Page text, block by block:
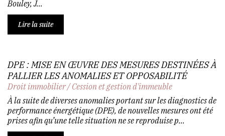
Bouley, J...
Lire la suite
DPE : MISE EN ŒUVRE DES MESURES DESTINÉES À
PALLIER LES ANOMALIES ET OPPOSABILITÉ
Droit immobilier/Cession et gestion d'immeuble
À la suite de diverses anomalies portant sur les diagnostics de
performance énergétique (DPE), de nouvelles mesures ont été
prises afin qu’une telle situation ne se reproduise p...